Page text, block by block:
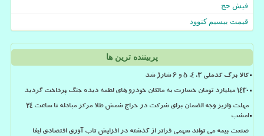
فیش حج
قیمت بیسیم کنوود
پربیننده ترین ها
کالا برگ کدملی 3، 4، 5 و 6 شارژ شد
۱۴۳۰ میلیارد تومان خسارت به مالکان خودرو های لطمه دیده جنگ پرداخت گردید
مهلت واریز وجه الضمان برای شرکت در حراج شمش طلا مرکز مبادله تا ساعت ۲۴
امشب
صنعت بیمه می تواند سهمی فراتر از گذشته در افزایش تاب آوری اقتصادی ایفا